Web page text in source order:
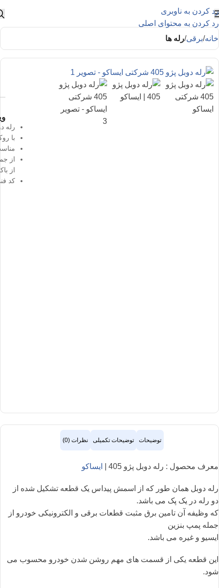
رد کردن به ناوبری
رد کردن به محتوای اصلی
خانه برقی رله ها
رله دوبل
با
از جمله پژو 405 و
از
کد فنی :
توضیحات توضیحات تکمیلی نظرات (0)
معرف محصول : رله دوبل پژو 405 | ایساکو
رله دوبل همان طور که از اسمش پیداس یک قطعه تشکیل شده از
دو رله در یک پک می باشد.
که وظیفه آن تامین برق مثبت قطعات برقی و الکترونیکی خودرو از
جمله پمپ بنزین
ایسیو و غیره می باشد.
این قطعه یکی از قسمت های مهم روشن شدن خودرو محسوب می
شود.